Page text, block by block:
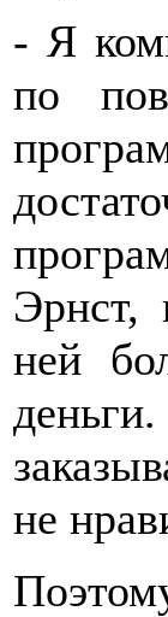
- Я
по
Эрнст,
ней
не